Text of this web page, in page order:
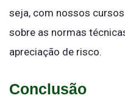
seja, com nossos
sobre as normas
apreciação de risco.
Conclusão